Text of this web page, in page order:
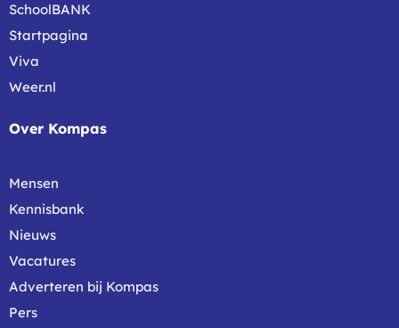
SchoolBANK
Startpagina
Viva
Weer.nl
Over Kompas
Mensen
Kennisbank
Nieuws
Vacatures
Adverteren bij Kompas
Pers